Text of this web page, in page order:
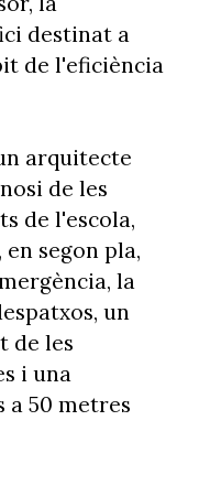
destinat a
de l'eficiència
arquitecte
de les
de l'escola,
segon pla,
la
un
de les
i una
a 50 metres